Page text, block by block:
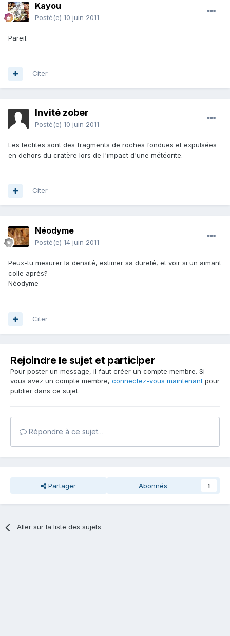
Kayou
Posté(e) 10 juin 2011
Pareil.
Citer
Invité zober
Posté(e) 10 juin 2011
Les tectites sont des fragments de roches fondues et expulsées
en dehors du cratère lors de l'impact d'une météorite.
Citer
Néodyme
Posté(e) 14 juin 2011
Peux-tu mesurer la densité, estimer sa dureté, et voir si un aimant
colle après?
Néodyme
Citer
Rejoindre le sujet et participer
Pour poster un message, il faut créer un compte membre. Si
vous avez un compte membre, connectez-vous maintenant pour
publier dans ce sujet.
Répondre à ce sujet…
Partager Abonnés 1
Aller sur la liste des sujets